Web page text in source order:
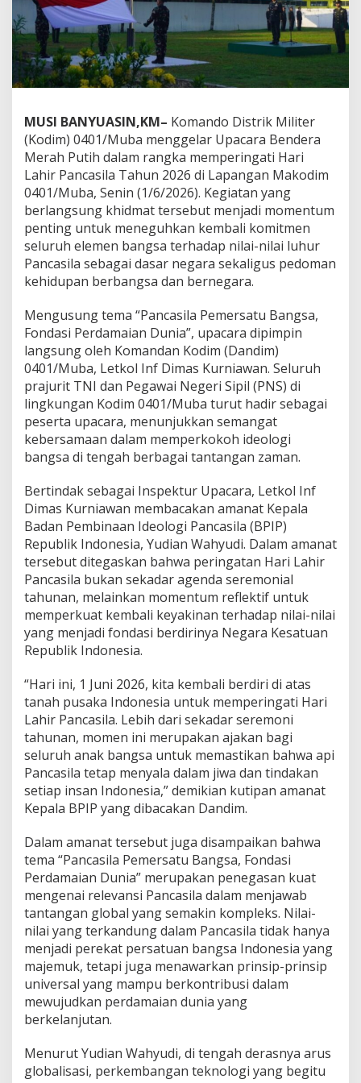
a
n
c
a
s
i
a
0
2
6
,
T
e
g
u
h
k
S
e
m
a
g
a
t
P
e
r
a
t
u
n
d
a
n
P
r
d
m
a
i
a
n
D
u
i
a
MUSI BANYUASIN,KM– Komando Distrik Militer
(Kodim) 0401/Muba menggelar Upacara Bendera
Merah Putih dalam rangka memperingati Hari
Lahir Pancasila Tahun 2026 di Lapangan Makodim
0401/Muba, Senin (1/6/2026). Kegiatan yang
berlangsung khidmat tersebut menjadi momentum
penting untuk meneguhkan kembali komitmen
seluruh elemen bangsa terhadap nilai-nilai luhur
Pancasila sebagai dasar negara sekaligus pedoman
kehidupan berbangsa dan bernegara.
Mengusung tema “Pancasila Pemersatu Bangsa,
Fondasi Perdamaian Dunia”, upacara dipimpin
langsung oleh Komandan Kodim (Dandim)
0401/Muba, Letkol Inf Dimas Kurniawan. Seluruh
prajurit TNI dan Pegawai Negeri Sipil (PNS) di
lingkungan Kodim 0401/Muba turut hadir sebagai
peserta upacara, menunjukkan semangat
kebersamaan dalam memperkokoh ideologi
bangsa di tengah berbagai tantangan zaman.
Bertindak sebagai Inspektur Upacara, Letkol Inf
Dimas Kurniawan membacakan amanat Kepala
Badan Pembinaan Ideologi Pancasila (BPIP)
Republik Indonesia, Yudian Wahyudi. Dalam amanat
tersebut ditegaskan bahwa peringatan Hari Lahir
Pancasila bukan sekadar agenda seremonial
tahunan, melainkan momentum reflektif untuk
memperkuat kembali keyakinan terhadap nilai-nilai
yang menjadi fondasi berdirinya Negara Kesatuan
Republik Indonesia.
“Hari ini, 1 Juni 2026, kita kembali berdiri di atas
tanah pusaka Indonesia untuk memperingati Hari
Lahir Pancasila. Lebih dari sekadar seremoni
tahunan, momen ini merupakan ajakan bagi
seluruh anak bangsa untuk memastikan bahwa api
Pancasila tetap menyala dalam jiwa dan tindakan
setiap insan Indonesia,” demikian kutipan amanat
Kepala BPIP yang dibacakan Dandim.
Dalam amanat tersebut juga disampaikan bahwa
tema “Pancasila Pemersatu Bangsa, Fondasi
Perdamaian Dunia” merupakan penegasan kuat
mengenai relevansi Pancasila dalam menjawab
tantangan global yang semakin kompleks. Nilai-
nilai yang terkandung dalam Pancasila tidak hanya
menjadi perekat persatuan bangsa Indonesia yang
majemuk, tetapi juga menawarkan prinsip-prinsip
universal yang mampu berkontribusi dalam
mewujudkan perdamaian dunia yang
berkelanjutan.
Menurut Yudian Wahyudi, di tengah derasnya arus
globalisasi, perkembangan teknologi yang begitu